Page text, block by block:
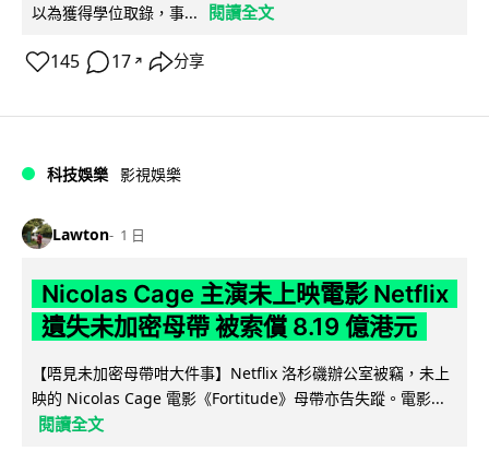
以為獲得學位取錄，事...
閱讀全文
145 17 ↗ 分享
科技娛樂 影視娛樂
Lawton 1 日
Nicolas Cage 主演未上映電影 Netflix
遺失未加密母帶 被索償 8.19 億港元
【唔見未加密母帶咁大件事】Netflix 洛杉磯辦公室被竊，未上
映的 Nicolas Cage 電影《Fortitude》母帶亦告失蹤。電影...
閱讀全文